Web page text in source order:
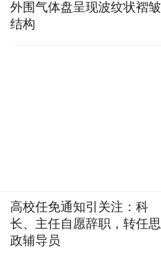
外围气体盘呈现波纹状褶皱
结构
高校任免通知引关注：科
长、主任自愿辞职，转任思
政辅导员